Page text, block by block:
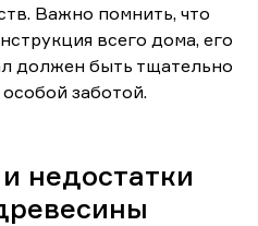
Важно помнить, что
всего дома, его
должен быть тщательно
заботой.
недостатки